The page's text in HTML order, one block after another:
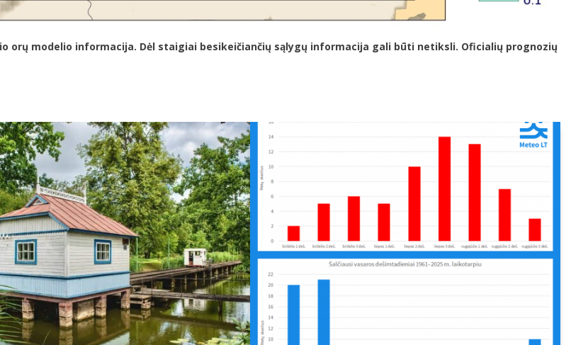
modelio informacija. Dėl staigiai besikeičiančių sąlygų informacija gali būti netiksli. Oficialių prognozių